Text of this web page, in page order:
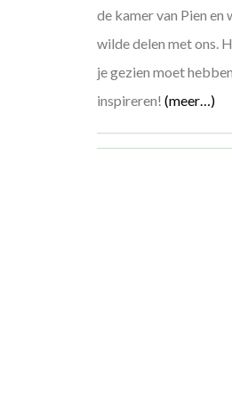
de kamer van Pien
wilde delen met ons.
je gezien moet
inspireren!(meer…)